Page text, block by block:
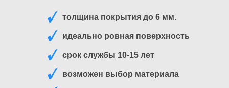
толщина покрытия до 6 мм.
идеально ровная поверхность
срок службы 10-15 лет
возможен выбор материала